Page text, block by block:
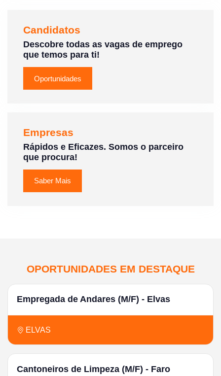
Candidatos
Descobre todas as vagas de emprego
que temos para ti!
Oportunidades
Empresas
Rápidos e Eficazes. Somos o parceiro
que procura!
Saber Mais
OPORTUNIDADES EM DESTAQUE
Empregada de Andares (M/F) - Elvas
ELVAS
Cantoneiros de Limpeza (M/F) - Faro